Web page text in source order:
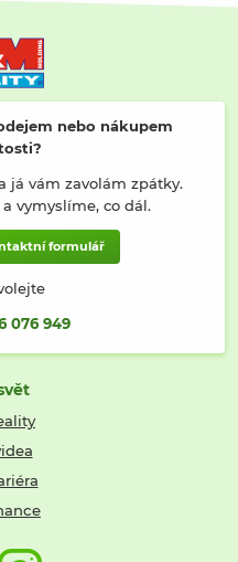
nebo nákupem
já vám zavolám zpátky.
vymyslíme, co dál.
formulář
076 949